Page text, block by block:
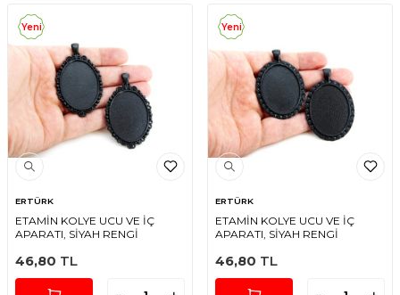
Yeni
ERTÜRK
ETAMİN KOLYE UCU VE İÇ
APARATI, SİYAH RENGİ
46,80 TL
Yeni
ERTÜRK
ETAMİN KOLYE UCU VE İÇ
APARATI, SİYAH RENGİ
46,80 TL